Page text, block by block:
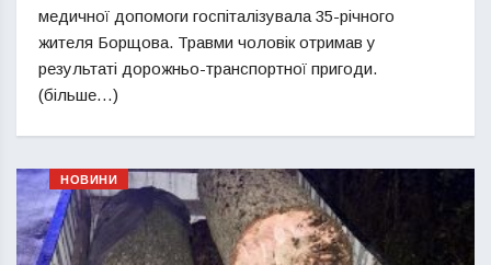
медичної допомоги госпіталізувала 35-річного
жителя Борщова. Травми чоловік отримав у
результаті дорожньо-транспортної пригоди.
(більше…)
НОВИНИ